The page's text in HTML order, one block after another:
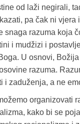
od laži negirali,
pa čak ni vjera
snaga razuma koja
i mudžizi i
U osnovi,
razuma.
i zaduženja, a ne
organizovati
kako bi se